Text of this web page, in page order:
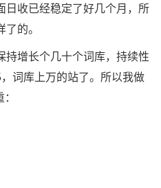
日收已经稳定了好几个月，所
的。
增长个几十个词库，持续性
词库上万的站了。所以我做